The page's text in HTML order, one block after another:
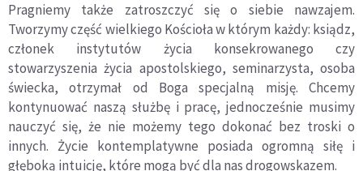
Pragniemy także zatroszczyć się o siebie nawzajem.
Tworzymy część wielkiego Kościoła w którym każdy: ksiądz,
członek instytutów życia konsekrowanego czy
stowarzyszenia życia apostolskiego, seminarzysta, osoba
świecka, otrzymał od Boga specjalną misję. Chcemy
kontynuować naszą służbę i pracę, jednocześnie musimy
nauczyć się, że nie możemy tego dokonać bez troski o
innych. Życie kontemplatywne posiada ogromną siłę i
głęboką intuicję, które mogą być dla nas drogowskazem.